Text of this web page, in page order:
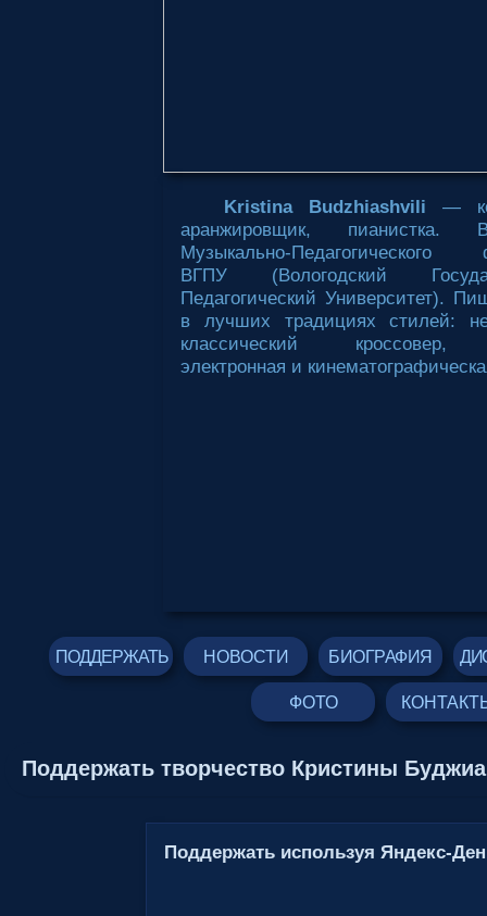
Kristina Budzhiashvili —
аранжировщик, пианистка.
Музыкально-Педагогического
ВГПУ (Вологодский
Педагогический Университет).
в лучших традициях стилей:
классический кроссовер,
электронная и
ПОДДЕРЖАТЬ НОВОСТИ БИОГРАФИЯ
ФОТО
Поддержать творчество Кристины
Поддержать используя Яндекс-